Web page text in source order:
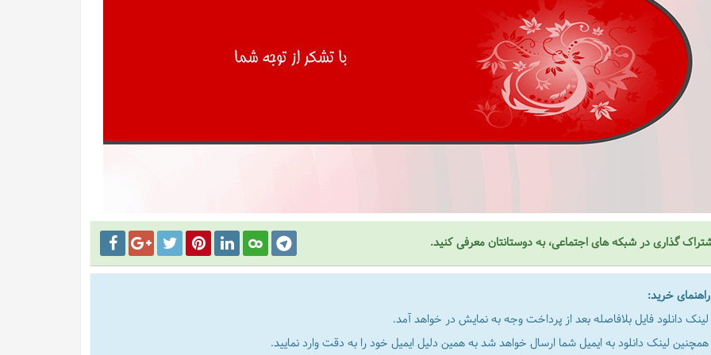
گذاری در شبکه های اجتماعی، به دوستانتان معرفی کنید.
راهنمای خرید:
لینک دانلود فایل بلافاصله بعد از پرداخت وجه به نمایش در خواهد آمد.
همچنین لینک دانلود به ایمیل شما ارسال خواهد شد به همین دلیل ایمیل خود را به دقت وارد نمایید.